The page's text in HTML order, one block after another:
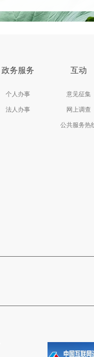
政务服务
个人办事
法人办事
互动
意见征集
网上调查
公共服务热